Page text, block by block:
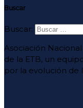
Buscar
Buscar:
Asociación
de la ETB, un
por la evolución de